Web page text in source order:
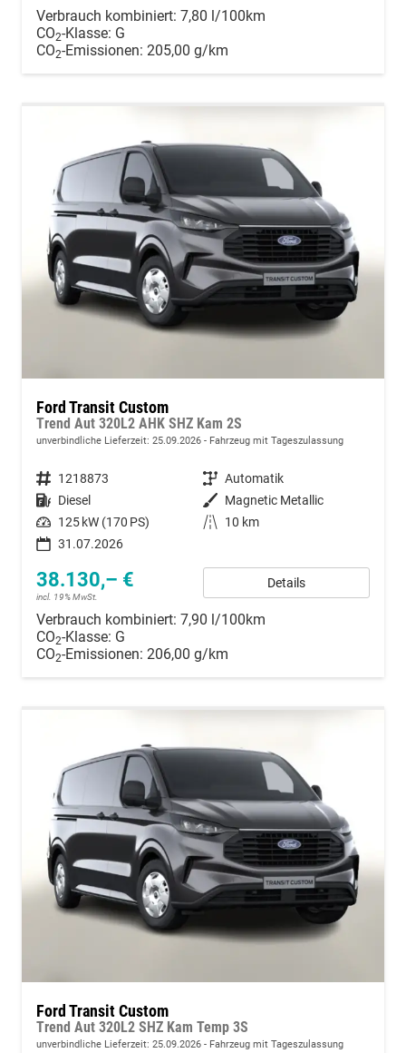
Verbrauch kombiniert: 7,80 l/100km
CO2-Klasse: G
CO2-Emissionen: 205,00 g/km
Ford Transit Custom
Trend Aut 320L2 AHK SHZ Kam 2S
unverbindliche Lieferzeit: 25.09.2026 Fahrzeug mit Tageszulassung
Fahrzeugnummer 1218873 Getriebe Automatik
Kraftstoff Diesel Außenfarbe Magnetic Metallic
Leistung 125 kW (170 PS) Kilometerstand
10 km
31.07.2026
38.130,– €
incl. 19% MwSt.
Details
Verbrauch kombiniert: 7,90 l/100km
CO2-Klasse: G
CO2-Emissionen: 206,00 g/km
Ford Transit Custom
Trend Aut 320L2 SHZ Kam Temp 3S
unverbindliche Lieferzeit: 25.09.2026 Fahrzeug mit Tageszulassung